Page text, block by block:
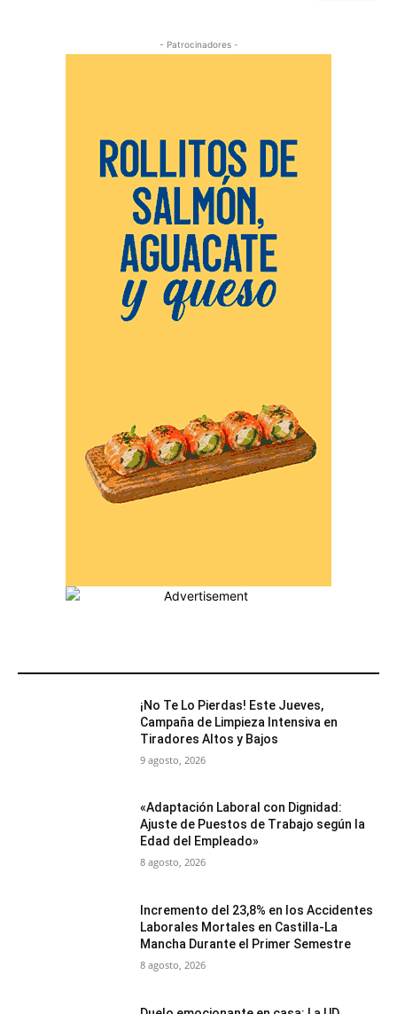
- Patrocinadores -
¡No Te Lo Pierdas! Este Jueves,
Campaña de Limpieza Intensiva en
Tiradores Altos y Bajos
9 agosto, 2026
«Adaptación Laboral con Dignidad:
Ajuste de Puestos de Trabajo según la
Edad del Empleado»
8 agosto, 2026
Incremento del 23,8% en los Accidentes
Laborales Mortales en Castilla-La
Mancha Durante el Primer Semestre
8 agosto, 2026